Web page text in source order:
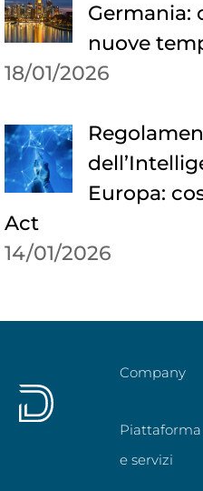
Germania:
nuove
18/01/2026
Europa:
Act
14/01/2026
Company
Piattaforma
e servizi